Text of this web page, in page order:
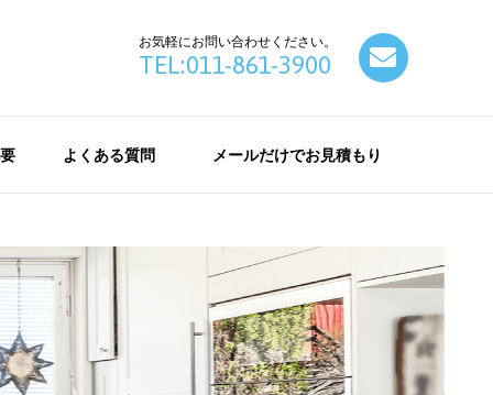
お気軽にお問い合わせください。
TEL:011-861-3900
よくある質問 メールだけでお見積もり